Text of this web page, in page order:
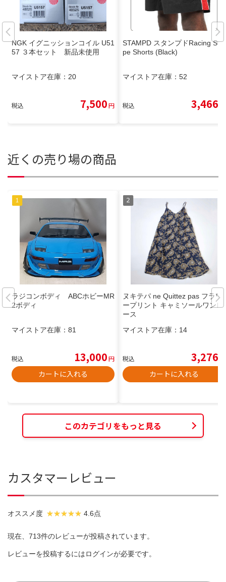
NGK イグニッションコイル U51
57 ３本セット 新品未使用
マイストア在庫： 20
税込 7,500円
STAMPD スタンプドRacing Stri
pe Shorts (Black)
マイストア在庫： 52
税込 3,466
近くの売り場の商品
ラジコンボディ ABCホビーMR
2ボディ
マイストア在庫： 81
税込 13,000円
カートに入れる
ヌキテパ ne Quittez pas フラワ
ープリント キャミソールワンピ
ース
マイストア在庫： 14
税込 3,276
カートに入れる
このカテゴリをもっと見る
カスタマーレビュー
オススメ度 4.6点
現在、713件のレビューが投稿されています。
レビューを投稿するにはログインが必要です。